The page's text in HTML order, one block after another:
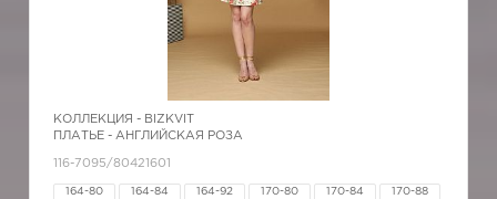
КОЛЛЕКЦИЯ - BIZKVIT
ПЛАТЬЕ - АНГЛИЙСКАЯ РОЗА
116-7095/80421601
164-80 164-84 164-92 170-80 170-84 170-88